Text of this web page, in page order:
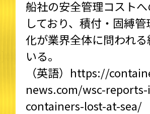
船社の安全管理コスト
しており、積付・固縛
化が業界全体に問われ
いる。
（英語） https://
news.com/wsc-
containers-lost-at-sea/